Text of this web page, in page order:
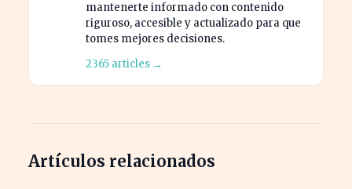
mantenerte informado con contenido
riguroso, accesible y actualizado para que
tomes mejores decisiones.
2365 articles →
Artículos relacionados